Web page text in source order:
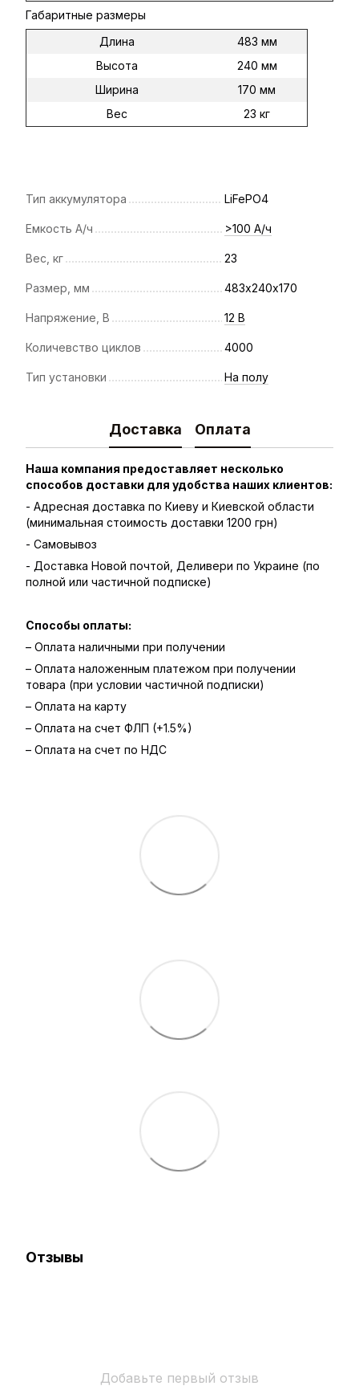
Габаритные размеры
Длина
483 мм
Высота
240 мм
Ширина
170 мм
Вес
23 кг
Тип аккумулятора LiFePO4
Емкость А/ч >100 А/ч
Вес, кг 23
Размер, мм 483х240х170
Напряжение, В 12 В
Количевство циклов 4000
Тип установки На полу
Доставка Оплата
Наша компания предоставляет несколько
способов доставки для удобства наших клиентов:
- Адресная доставка по Киеву и Киевской области
(минимальная стоимость доставки 1200 грн)
- Самовывоз
- Доставка Новой почтой, Деливери по Украине (по
полной или частичной подписке)
Способы оплаты:
– Оплата наличными при получении
– Оплата наложенным платежом при получении
товара (при условии частичной подписки)
– Оплата на карту
– Оплата на счет ФЛП (+1.5%)
– Оплата на счет по НДС
Отзывы
Добавьте первый отзыв